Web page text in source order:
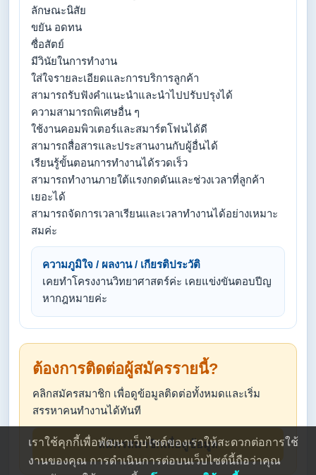
ลักษณะนิสัย
ขยัน อดทน
ซื่อสัตย์
มีวินัยในการทำงาน
ใส่ใจรายละเอียดและการบริการลูกค้า
สามารถรับฟังคำแนะนำและนำไปปรับปรุงได้
ความสามารถพิเศษอื่น ๆ
ใช้งานคอมพิวเตอร์และสมาร์ตโฟนได้ดี
สามารถสื่อสารและประสานงานกับผู้อื่นได้
เรียนรู้ขั้นตอนการทำงานได้รวดเร็ว
สามารถทำงานภายใต้แรงกดดันและช่วงเวลาที่ลูกค้า
เยอะได้
สามารถจัดการเวลาเรียนและเวลาทำงานได้อย่างเหมาะ
สมค่ะ
ความภูมิใจ / ผลงาน / เกียรติประวัติ
เคยทำโครงงานวิทยาศาสตร์ค่ะ เคยแข่งขันตอบปีญ
หากฎหมายค่ะ
ต้องการติดต่อผู้สมัครรายนี้?
คลิกสมัครสมาชิก เพื่อดูข้อมูลติดต่อทั้งหมดและเริ่ม
สรรหาคนทำงานได้ทันที
สมัครสมาชิกเพื่อดูข้อมูล
เราใช้คุกกี้เพื่อพัฒนาเว็บไซต์ของเราให้สะดวกต่อการใช้
งานของคุณ การดำเนินการต่อบนเว็บไซต์นี้ถือว่าคุณ